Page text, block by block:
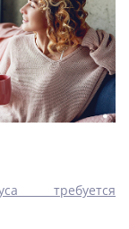
требуется